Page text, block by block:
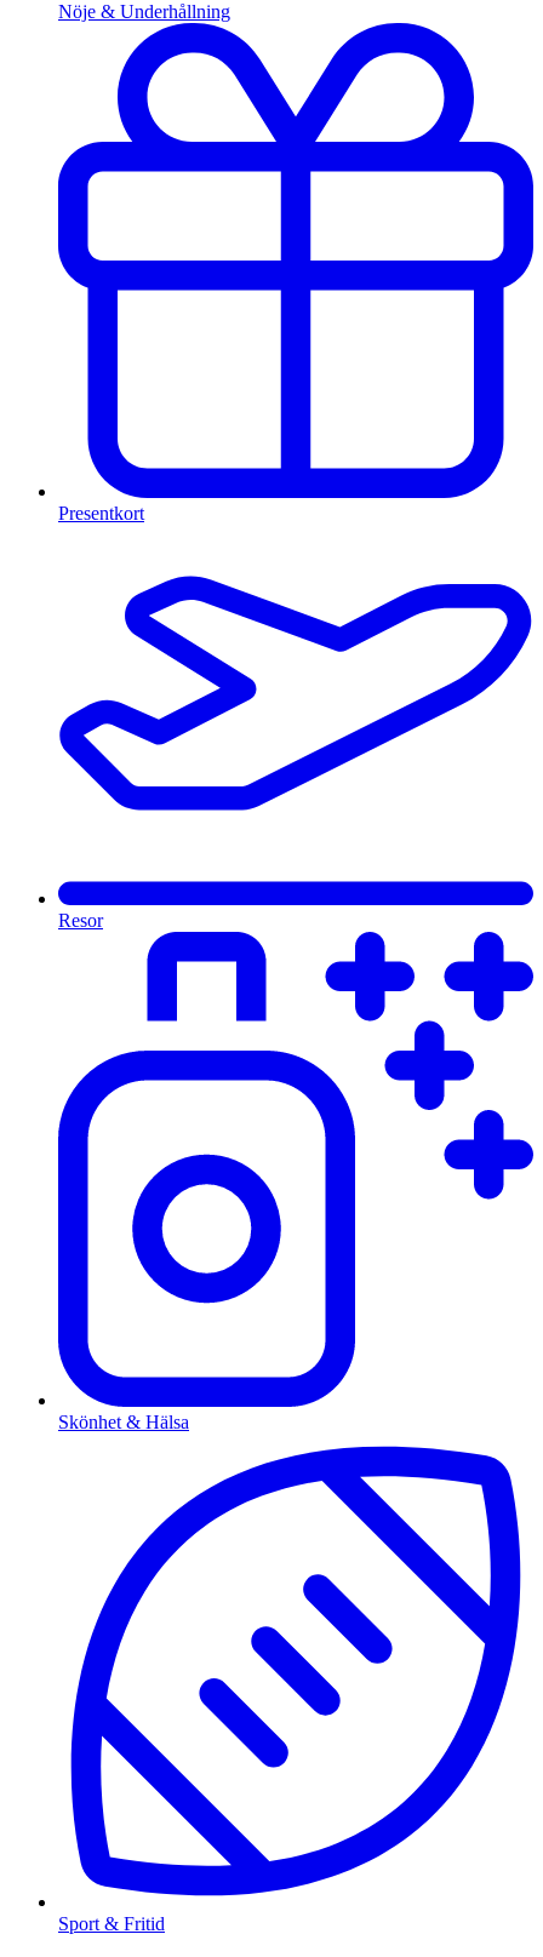
Nöje & Underhållning
Presentkort
Resor
Skönhet & Hälsa
Sport & Fritid